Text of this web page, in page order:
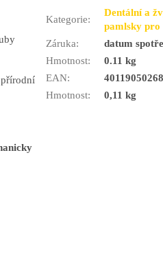
Kategorie:
Dentální a
pamlsky pro
Záruka:
datum
Hmotnost:
0.11 kg
EAN:
Hmotnost: 0,11 kg